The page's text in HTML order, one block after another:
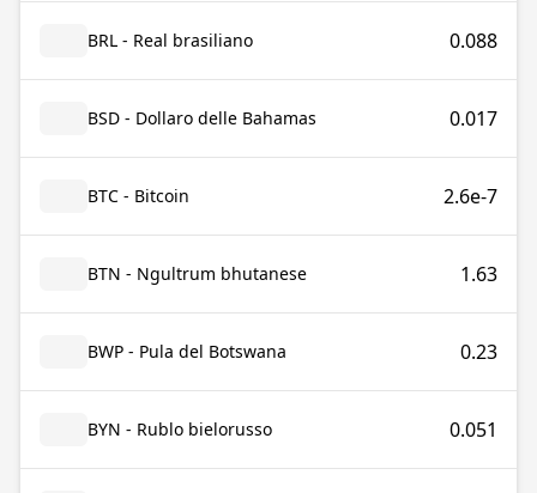
BRL - Real brasiliano 0.088
BSD - Dollaro delle Bahamas 0.017
BTC - Bitcoin 2.6e-7
BTN - Ngultrum bhutanese 1.63
BWP - Pula del Botswana 0.23
BYN - Rublo bielorusso 0.051